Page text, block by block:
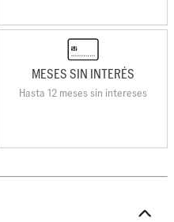
MESES SIN INTERÉS
Hasta 12 meses sin intereses